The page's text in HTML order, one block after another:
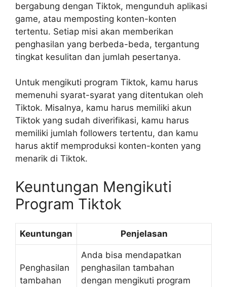
bergabung dengan Tiktok, mengunduh aplikasi
game, atau memposting konten-konten
tertentu. Setiap misi akan memberikan
penghasilan yang berbeda-beda, tergantung
tingkat kesulitan dan jumlah pesertanya.
Untuk mengikuti program Tiktok, kamu harus
memenuhi syarat-syarat yang ditentukan oleh
Tiktok. Misalnya, kamu harus memiliki akun
Tiktok yang sudah diverifikasi, kamu harus
memiliki jumlah followers tertentu, dan kamu
harus aktif memproduksi konten-konten yang
menarik di Tiktok.
Keuntungan Mengikuti
Program Tiktok
Keuntungan Penjelasan
Penghasilan
tambahan
Anda bisa mendapatkan
penghasilan tambahan
dengan mengikuti program